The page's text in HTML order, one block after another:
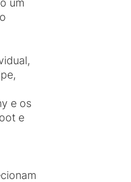
um
e os
e